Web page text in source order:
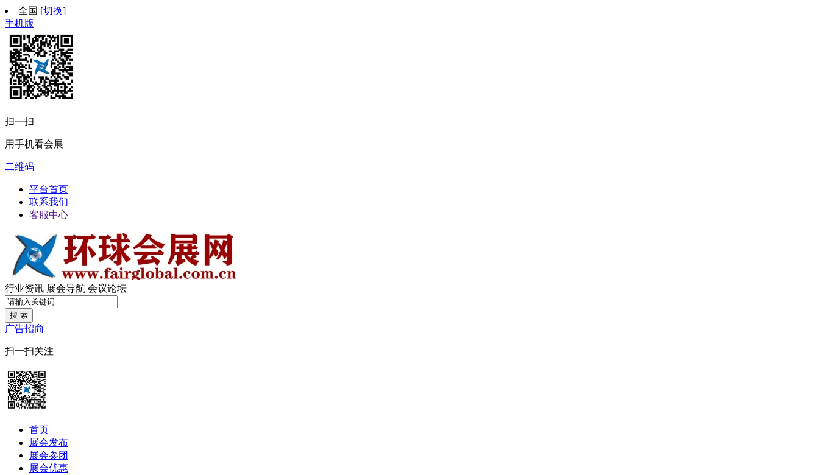
全国 [切换]
手机版
扫一扫
用手机看会展
二维码
平台首页
联系我们
客服中心
行业资讯 展会导航 会议论坛
搜 索
广告招商
扫一扫关注
首页
展会发布
展会参团
展会优惠